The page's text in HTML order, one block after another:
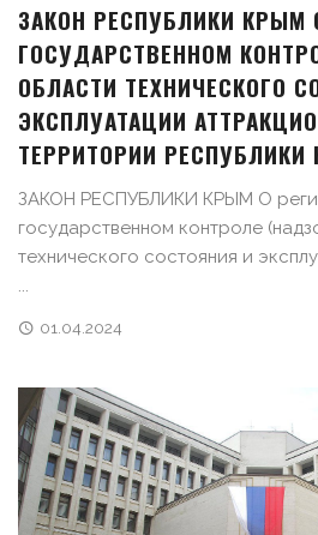
ЗАКОН РЕСПУБЛИКИ КРЫМ
ГОСУДАРСТВЕННОМ
ОБЛАСТИ ТЕХНИЧЕСКОГО
ЭКСПЛУАТАЦИИ
ТЕРРИТОРИИ РЕСПУБЛИКИ
ЗАКОН РЕСПУБЛИКИ КРЫМ О
государственном контроле
технического состояния и
...
01.04.2024